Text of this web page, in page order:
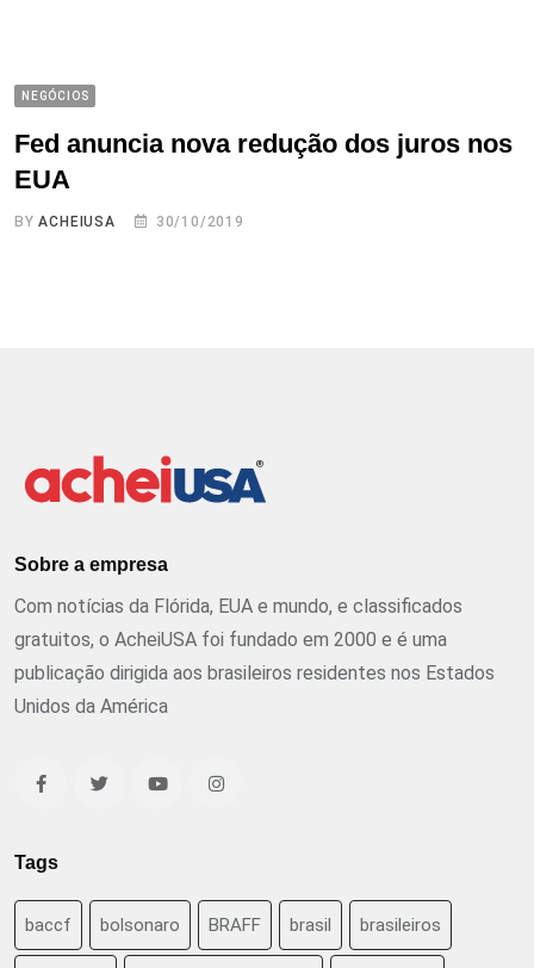
NEGÓCIOS
Fed anuncia nova redução dos juros nos
EUA
BYACHEIUSA 30/10/2019
Sobre a empresa
Com notícias da Flórida, EUA e mundo, e classificados
gratuitos, o AcheiUSA foi fundado em 2000 e é uma
publicação dirigida aos brasileiros residentes nos Estados
Unidos da América
Tags
baccf bolsonaro BRAFF brasil brasileiros